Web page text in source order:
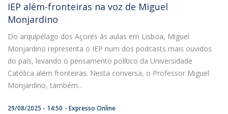
IEP além-fronteiras na voz de Miguel
Monjardino
Do arquipélago dos Açores às aulas em Lisboa, Miguel
Monjardino representa o IEP num dos podcasts mais ouvidos
do país, levando o pensamento político da Universidade
Católica além fronteiras. Nesta conversa, o Professor Miguel
Monjardino, também...
29/08/2025 - 14:50 Expresso Online